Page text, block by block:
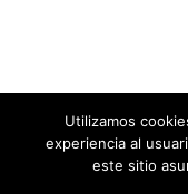
Utilizamos
experiencia al
este sitio